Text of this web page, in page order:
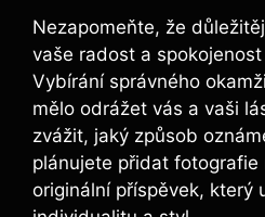
Nezapomeňte, že
vaše radost a
Vybírání správného
mělo odrážet vás a vaši
zvážit, jaký způsob
plánujete přidat fotografie
originální příspěvek, který